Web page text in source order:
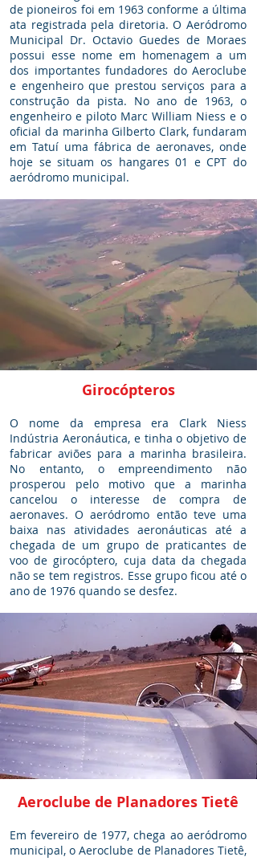
de pioneiros foi em 1963 conforme a última
ata registrada pela diretoria. O Aeródromo
Municipal Dr. Octavio Guedes de Moraes
possui esse nome em homenagem a um
dos importantes fundadores do Aeroclube
e engenheiro que prestou serviços para a
construção da pista. No ano de 1963, o
engenheiro e piloto Marc William Niess e o
oficial da marinha Gilberto Clark, fundaram
em Tatuí uma fábrica de aeronaves, onde
hoje se situam os hangares 01 e CPT do
aeródromo municipal.
Girocópteros
O nome da empresa era Clark Niess
Indústria Aeronáutica, e tinha o objetivo de
fabricar aviões para a marinha brasileira.
No entanto, o empreendimento não
prosperou pelo motivo que a marinha
cancelou o interesse de compra de
aeronaves. O aeródromo então teve uma
baixa nas atividades aeronáuticas até a
chegada de um grupo de praticantes de
voo de girocóptero, cuja data da chegada
não se tem registros. Esse grupo ficou até o
ano de 1976 quando se desfez.
Aeroclube de Planadores Tietê
Em fevereiro de 1977, chega ao aeródromo
municipal, o Aeroclube de Planadores Tietê,